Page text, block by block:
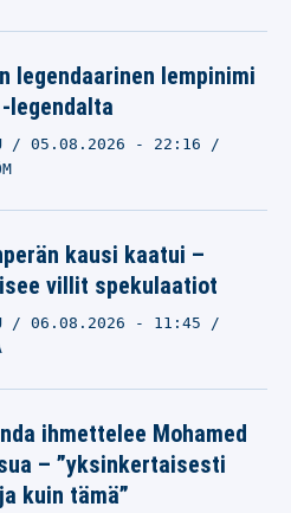
legendaarinen lempinimi
legendalta
05.08.2026 - 22:16
kausi kaatui –
villit spekulaatiot
06.08.2026 - 11:45
ihmettelee Mohamed
– ”yksinkertaisesti
kuin tämä”